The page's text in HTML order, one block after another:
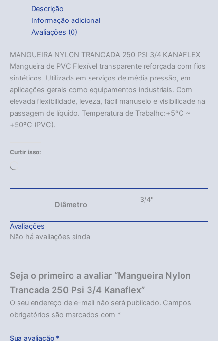
Descrição
Informação adicional
Avaliações (0)
MANGUEIRA NYLON TRANCADA 250 PSI 3/4 KANAFLEX
Mangueira de PVC Flexível transparente reforçada com fios
sintéticos. Utilizada em serviços de média pressão, em
aplicações gerais como equipamentos industriais. Com
elevada flexibilidade, leveza, fácil manuseio e visibilidade na
passagem de líquido. Temperatura de Trabalho:+5ºC ~
+50ºC (PVC).
Curtir isso:
Diâmetro
3/4"
Avaliações
Não há avaliações ainda.
Seja o primeiro a avaliar “Mangueira Nylon
Trancada 250 Psi 3/4 Kanaflex”
O seu endereço de e-mail não será publicado. Campos
obrigatórios são marcados com *
Sua avaliação *